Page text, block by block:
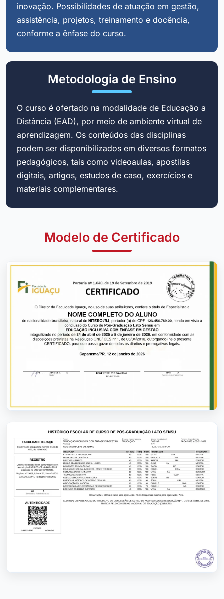
inovação. Possibilidades de atuação em gestão,
assistência, projetos, treinamento e docência,
conforme a ênfase do curso.
Metodologia de Ensino
O curso é ofertado na modalidade de Educação a
Distância (EAD), por meio de ambiente virtual de
aprendizagem. Os conteúdos das disciplinas
podem ser disponibilizados em diversos formatos
pedagógicos, tais como videoaulas, apostilas
digitais, artigos, estudos de caso, exercícios e
materiais complementares.
Modelo de Certificado